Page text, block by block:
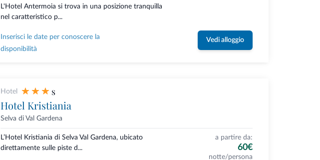
L'Hotel Antermoia si trova in una posizione tranquilla
nel caratteristico p...
Inserisci le date per conoscere la
disponibilità
Vedi alloggio
Hotel s
Hotel Kristiania
Selva di Val Gardena
L’Hotel Kristiania di Selva Val Gardena, ubicato
direttamente sulle piste d...
a partire da:
60€
notte/persona